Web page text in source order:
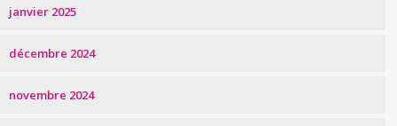
janvier 2025
décembre 2024
novembre 2024